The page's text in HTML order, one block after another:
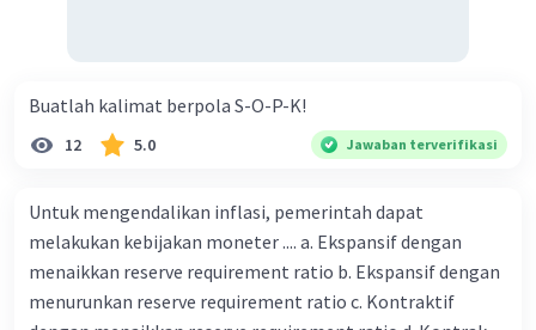
Buatlah kalimat berpola S-O-P-K!
12 5.0 Jawaban terverifikasi
Untuk mengendalikan inflasi, pemerintah dapat
melakukan kebijakan moneter .... a. Ekspansif dengan
menaikkan reserve requirement ratio b. Ekspansif dengan
menurunkan reserve requirement ratio c. Kontraktif